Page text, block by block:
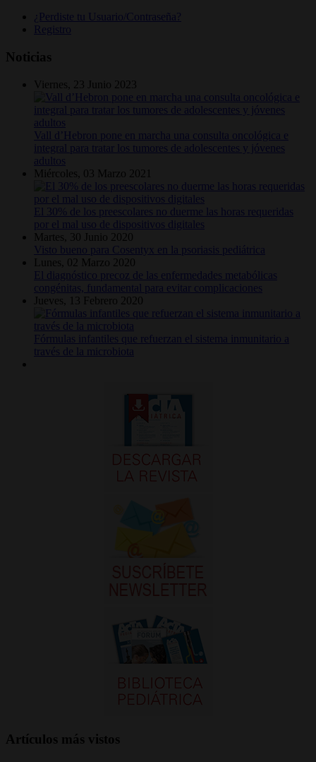
¿Perdiste tu Usuario/Contraseña?
Registro
Noticias
Viernes, 23 Junio 2023
Vall d’Hebron pone en marcha una consulta oncológica e
integral para tratar los tumores de adolescentes y jóvenes
adultos
Miércoles, 03 Marzo 2021
El 30% de los preescolares no duerme las horas requeridas
por el mal uso de dispositivos digitales
Martes, 30 Junio 2020
Visto bueno para Cosentyx en la psoriasis pediátrica
Lunes, 02 Marzo 2020
El diagnóstico precoz de las enfermedades metabólicas
congénitas, fundamental para evitar complicaciones
Jueves, 13 Febrero 2020
Fórmulas infantiles que refuerzan el sistema inmunitario a
través de la microbiota
Artículos más vistos